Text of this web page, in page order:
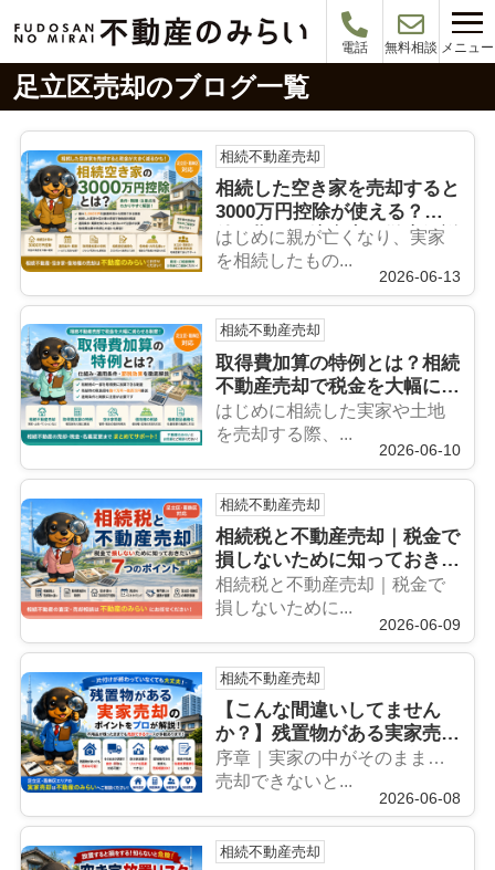
電話 無料相談 メニュー
足立区売却のブログ一覧
相続不動産売却
相続した空き家を売却すると
3000万円控除が使える？条
件・期限・注意点を徹底解説
【足立区・葛飾区対応】
はじめに親が亡くなり、実家
を相続したもの...
2026-06-13
相続不動産売却
取得費加算の特例とは？相続
不動産売却で税金を大幅に減
らせる制度を徹底解説【足立
区・葛飾区対応】
はじめに相続した実家や土地
を売却する際、...
2026-06-10
相続不動産売却
相続税と不動産売却｜税金で
損しないために知っておきた
い7つのポイント【足立区・
葛飾区対応】
相続税と不動産売却｜税金で
損しないために...
2026-06-09
相続不動産売却
【こんな間違いしてません
か？】残置物がある実家売却
はどうする？相続不動産売
却・空き家問題・借地権も徹
序章｜実家の中がそのまま…
売却できないと...
2026-06-08
相続不動産売却